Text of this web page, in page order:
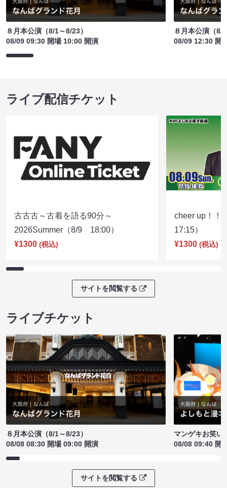
８月本公演（8/1～8/23）
08/09 09:30 開場 10:00 開演
８月本公演（8/
08/09 12:30 開
ライブ配信チケット
古古古～古着を語る90分～
2026Summer（8/9 18:00）
¥1300 (税込)
cheer up！
17:15）
¥1300 (税込)
サイトを閲覧する
ライブチケット
８月本公演（8/1～8/23）
08/08 08:30 開場 09:00 開演
マンゲキお笑い
08/08 09:40 開
サイトを閲覧する